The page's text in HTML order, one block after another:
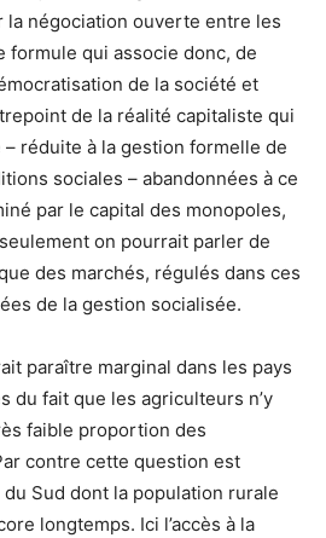
la négociation ouverte entre les
formule qui associe donc, de
de la société et
de la réalité capitaliste qui
réduite à la gestion formelle de
sociales – abandonnées à ce
par le capital des monopoles,
on pourrait parler de
des marchés, régulés dans ces
de la gestion socialisée.
paraître marginal dans les pays
du fait que les agriculteurs n’y
faible proportion des
contre cette question est
Sud dont la population rurale
longtemps. Ici l’accès à la